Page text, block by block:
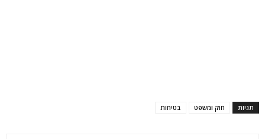
תגיות חוק ומשפט בטיחות